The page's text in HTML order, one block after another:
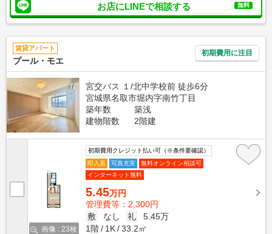
お店にLINEで相談する 無料
賃貸アパート
プール・モエ
初期費用に注目
宮交バス １/北中学校前 徒歩6分
宮城県名取市堀内字南竹丁目
築年数
築浅
建物階数
2階建
画像 : 23枚
初期費用クレジット払い可（※条件要確認）
即入居
写真充実
無料オンライン相談可
インターネット無料
5.45万円
管理費等：2,300円
敷
なし 礼
5.45万
1階
1K 33.2㎡